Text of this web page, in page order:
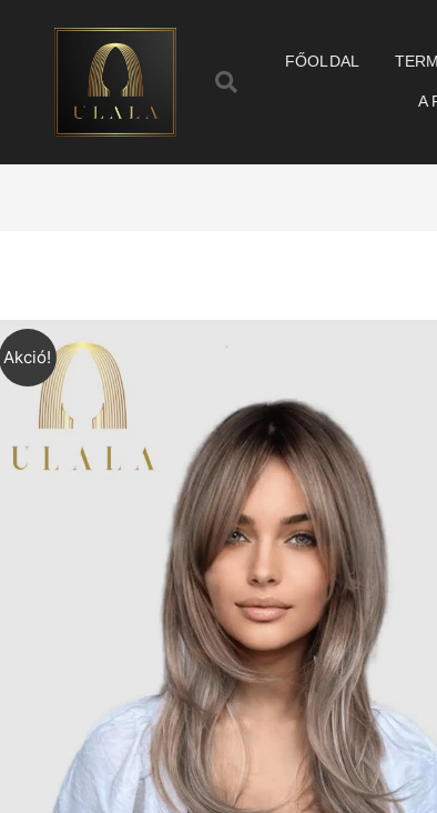
FŐOLDAL
A
Akció!